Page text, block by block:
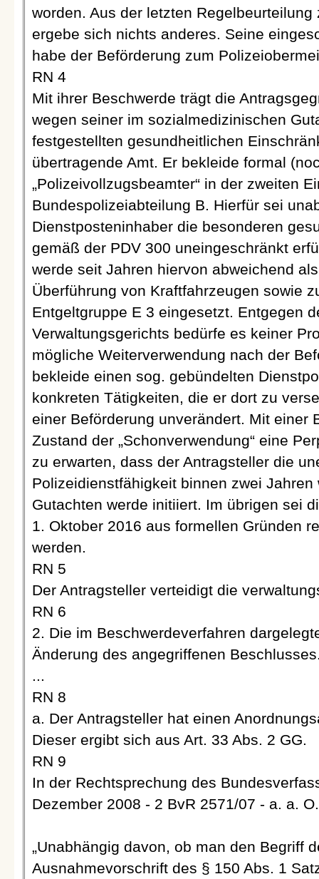
worden. Aus der letzten
ergebe sich nichts anderes. Seine
habe der Beförderung zum
RN 4
Mit ihrer Beschwerde trägt die
wegen seiner im sozialmedizinischen
festgestellten gesundheitlichen
übertragende Amt. Er bekleide formal
„Polizeivollzugsbeamter“ in der zweiten
Bundespolizeiabteilung B. Hierfür sei
Dienstposteninhaber die besonderen
gemäß der PDV 300 uneingeschränkt
werde seit Jahren hiervon abweichend
Überführung von Kraftfahrzeugen sowie
Entgeltgruppe E 3 eingesetzt. Entgegen
Verwaltungsgerichts bedürfe es keiner
mögliche Weiterverwendung nach der
bekleide einen sog. gebündelten
konkreten Tätigkeiten, die er dort zu
einer Beförderung unverändert. Mit einer
Zustand der „Schonverwendung“ eine
zu erwarten, dass der Antragsteller die
Polizeidienstfähigkeit binnen zwei
Gutachten werde initiiert. Im übrigen sei
1. Oktober 2016 aus formellen Gründen
werden.
RN 5
Der Antragsteller verteidigt die
RN 6
2. Die im Beschwerdeverfahren
Änderung des angegriffenen
...
RN 8
a. Der Antragsteller hat einen
Dieser ergibt sich aus Art. 33 Abs. 2 GG.
RN 9
In der Rechtsprechung des
Dezember 2008 - 2 BvR 2571/07 - a. a.
„Unabhängig davon, ob man den Begriff
Ausnahmevorschrift des § 150 Abs. 1